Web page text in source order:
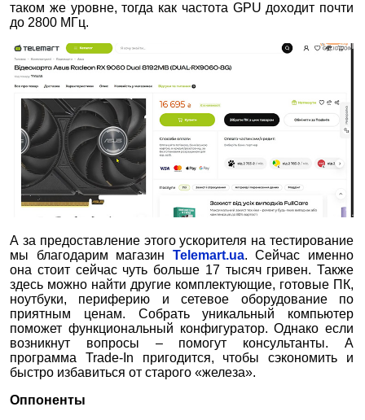
таком же уровне, тогда как частота GPU доходит почти
до 2800 МГц.
А за предоставление этого ускорителя на тестирование
мы благодарим магазин Telemart.ua. Сейчас именно
она стоит сейчас чуть больше 17 тысяч гривен. Также
здесь можно найти другие комплектующие, готовые ПК,
ноутбуки, периферию и сетевое оборудование по
приятным ценам. Собрать уникальный компьютер
поможет функциональный конфигуратор. Однако если
возникнут вопросы – помогут консультанты. А
программа Trade-In пригодится, чтобы сэкономить и
быстро избавиться от старого «железа».
Оппоненты